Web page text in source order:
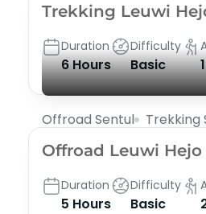
Trekking Leuwi
Duration
6 Hours
Difficulty
Basic
Offroad Sentul Trekking
Offroad Leuwi Hejo
Duration
5 Hours
Difficulty
Basic